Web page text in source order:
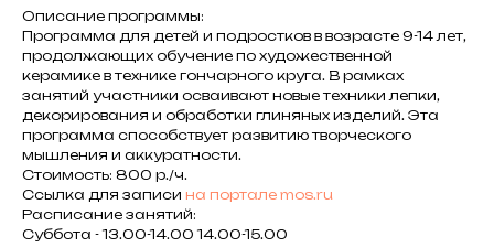
Описание программы:
Программа для детей и подростков в возрасте 9-14 лет,
продолжающих обучение по художественной
керамике в технике гончарного круга. В рамках
занятий участники осваивают новые техники лепки,
декорирования и обработки глиняных изделий. Эта
программа способствует развитию творческого
мышления и аккуратности.
Стоимость: 800 р./ч.
Cсылка для записи на портале mos.ru
Расписание занятий:
Суббота - 13.00-14.00 14.00-15.00